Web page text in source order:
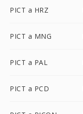
PICT a HRZ
PICT a MNG
PICT a PAL
PICT a PCD